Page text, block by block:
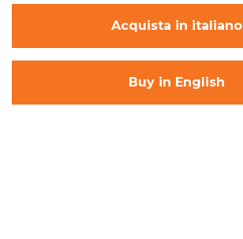
Acquista in italiano
Buy in English